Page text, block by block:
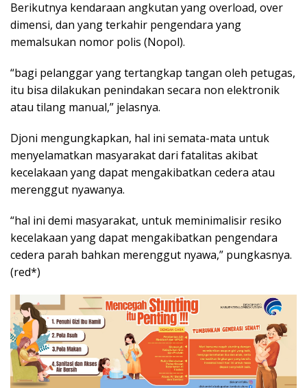
Berikutnya kendaraan angkutan yang overload, over
dimensi, dan yang terkahir pengendara yang
memalsukan nomor polis (Nopol).
“bagi pelanggar yang tertangkap tangan oleh petugas,
itu bisa dilakukan penindakan secara non elektronik
atau tilang manual,” jelasnya.
Djoni mengungkapkan, hal ini semata-mata untuk
menyelamatkan masyarakat dari fatalitas akibat
kecelakaan yang dapat mengakibatkan cedera atau
merenggut nyawanya.
“hal ini demi masyarakat, untuk meminimalisir resiko
kecelakaan yang dapat mengakibatkan pengendara
cedera parah bahkan merenggut nyawa,” pungkasnya.
(red*)